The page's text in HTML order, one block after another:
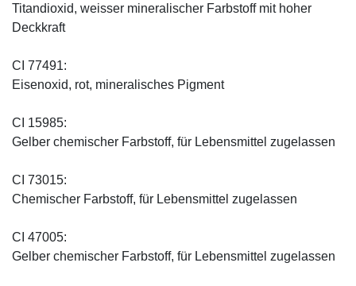
Titandioxid, weisser mineralischer Farbstoff mit hoher
Deckkraft
CI 77491:
Eisenoxid, rot, mineralisches Pigment
CI 15985:
Gelber chemischer Farbstoff, für Lebensmittel zugelassen
CI 73015:
Chemischer Farbstoff, für Lebensmittel zugelassen
CI 47005:
Gelber chemischer Farbstoff, für Lebensmittel zugelassen